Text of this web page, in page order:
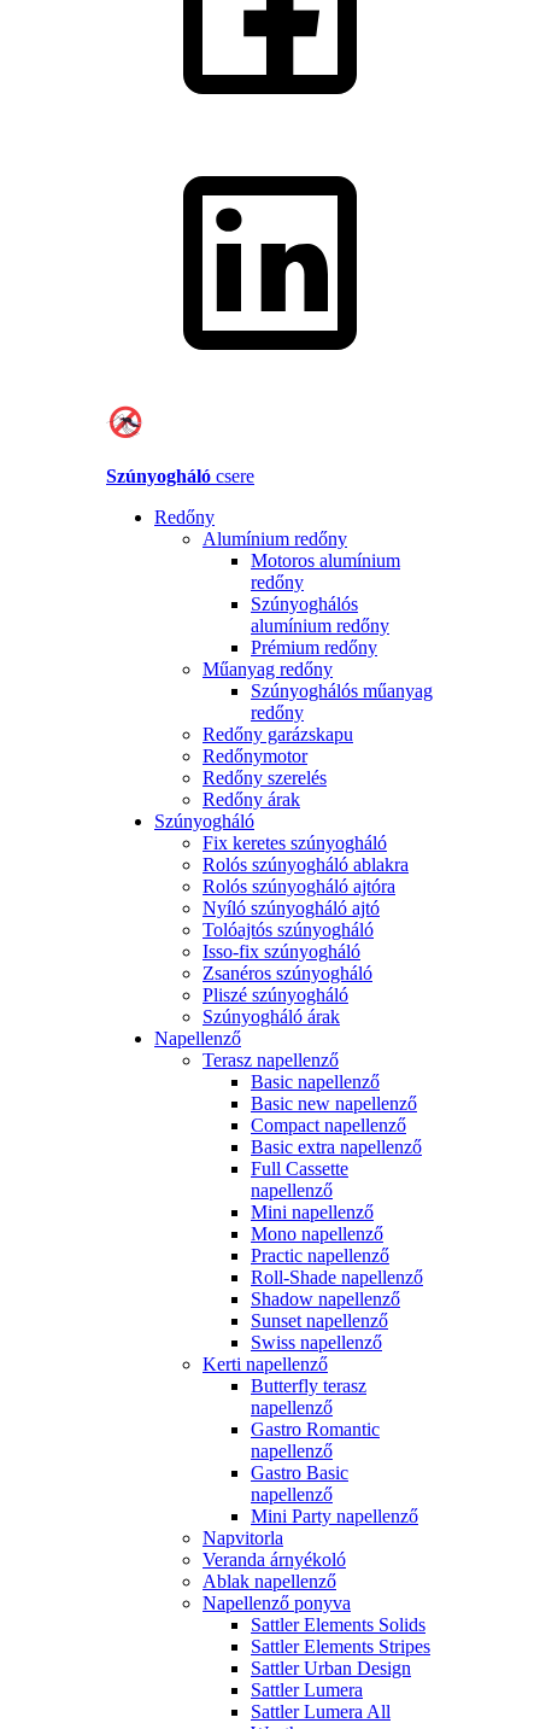
Szúnyogháló csere
Redőny
Alumínium redőny
Motoros alumínium
redőny
Szúnyoghálós
alumínium redőny
Prémium redőny
Műanyag redőny
Szúnyoghálós műanyag
redőny
Redőny garázskapu
Redőnymotor
Redőny szerelés
Redőny árak
Szúnyogháló
Fix keretes szúnyogháló
Rolós szúnyogháló ablakra
Rolós szúnyogháló ajtóra
Nyíló szúnyogháló ajtó
Tolóajtós szúnyogháló
Isso-fix szúnyogháló
Zsanéros szúnyogháló
Pliszé szúnyogháló
Szúnyogháló árak
Napellenző
Terasz napellenző
Basic napellenző
Basic new napellenző
Compact napellenző
Basic extra napellenző
Full Cassette
napellenző
Mini napellenző
Mono napellenző
Practic napellenző
Roll-Shade napellenző
Shadow napellenző
Sunset napellenző
Swiss napellenző
Kerti napellenző
Butterfly terasz
napellenző
Gastro Romantic
napellenző
Gastro Basic
napellenző
Mini Party napellenző
Napvitorla
Veranda árnyékoló
Ablak napellenző
Napellenző ponyva
Sattler Elements Solids
Sattler Elements Stripes
Sattler Urban Design
Sattler Lumera
Sattler Lumera All